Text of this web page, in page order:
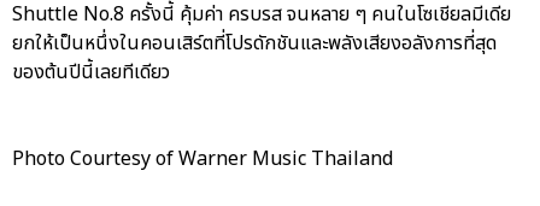
Shuttle No.8 ครั้งนี้ คุ้มค่า ครบรส จนหลาย ๆ คนในโซเชียลมีเดีย
ยกให้เป็นหนึ่งในคอนเสิร์ตที่โปรดักชันและพลังเสียงอลังการที่สุด
ของต้นปีนี้เลยทีเดียว
Photo Courtesy of Warner Music Thailand